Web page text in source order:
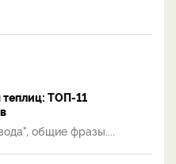
теплиц: ТОП-11
общие фразы....